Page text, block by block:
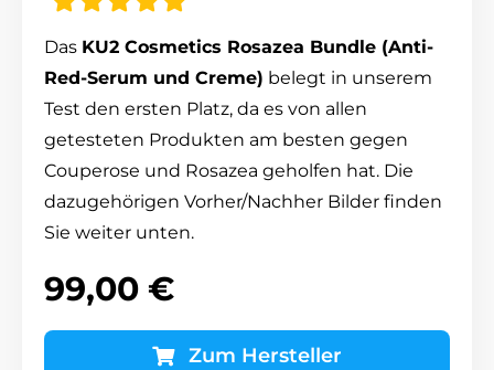
Das KU2 Cosmetics Rosazea Bundle (Anti-
Red-Serum und Creme) belegt in unserem
Test den ersten Platz, da es von allen
getesteten Produkten am besten gegen
Couperose und Rosazea geholfen hat. Die
dazugehörigen Vorher/Nachher Bilder finden
Sie weiter unten.
99,00 €
Zum Hersteller